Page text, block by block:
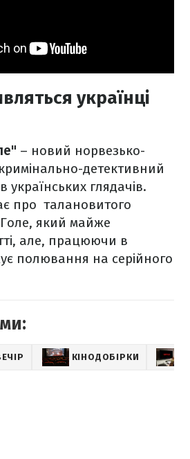
українці
– новий норвезько-
детективний
українських глядачів.
про талановитого
який майже
але, працюючи в
полювання на серійного
КІНОДОБІРКИ